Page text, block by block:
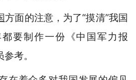
方面的注意，为了“摸清”我国
要制作一份《中国军力报
考。